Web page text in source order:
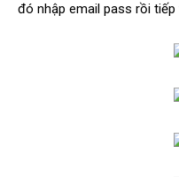
đó nhập email pass rồi